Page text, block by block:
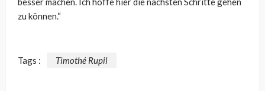
zu können.“
Tags : Timothé Rupil